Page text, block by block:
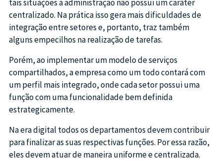
tais situações a administração não possui um caráter
centralizado. Na prática isso gera mais dificuldades de
integração entre setores e, portanto, traz também
alguns empecilhos na realização de tarefas.
Porém, ao implementar um modelo de serviços
compartilhados, a empresa como um todo contará com
um perfil mais integrado, onde cada setor possui uma
função com uma funcionalidade bem definida
estrategicamente.
Na era digital todos os departamentos devem contribuir
para finalizar as suas respectivas funções. Por essa razão,
eles devem atuar de maneira uniforme e centralizada.